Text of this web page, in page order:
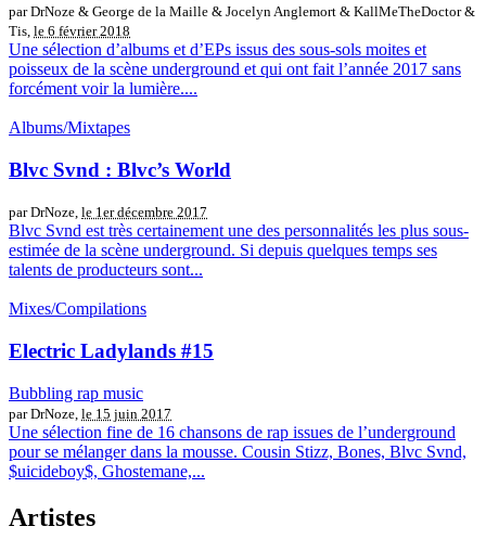
par DrNoze & George de la Maille & Jocelyn Anglemort & KallMeTheDoctor &
Tis, le 6 février 2018
Une sélection d’albums et d’EPs issus des sous-sols moites et
poisseux de la scène underground et qui ont fait l’année 2017 sans
forcément voir la lumière....
Albums/Mixtapes
Blvc Svnd : Blvc’s World
par DrNoze, le 1er décembre 2017
Blvc Svnd est très certainement une des personnalités les plus sous-
estimée de la scène underground. Si depuis quelques temps ses
talents de producteurs sont...
Mixes/Compilations
Electric Ladylands #15
Bubbling rap music
par DrNoze, le 15 juin 2017
Une sélection fine de 16 chansons de rap issues de l’underground
pour se mélanger dans la mousse. Cousin Stizz, Bones, Blvc Svnd,
$uicideboy$, Ghostemane,...
Artistes